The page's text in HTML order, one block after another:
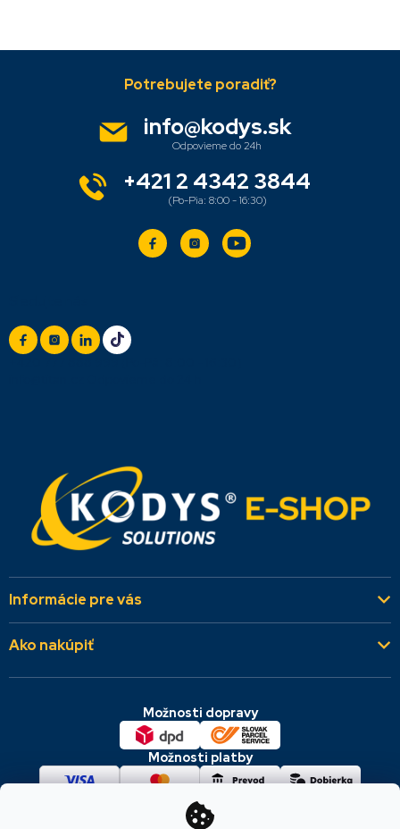
Informácie pre vás
Kto sme
Ako nakúpiť
Dodacie a platobné podmienky
Reklamácie a vrátenie
info@kodys.sk
+421 2 4342 3844
Možnosti dopravy
Možnosti platby